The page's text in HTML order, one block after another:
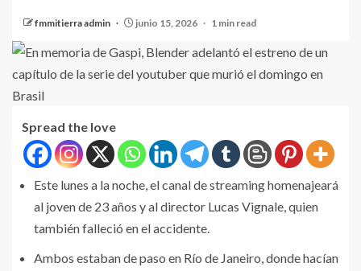
fmmitierra admin junio 15, 2026 1 min read
Spread the love
Este lunes a la noche, el canal de streaming homenajeará
al joven de 23 años y al director Lucas Vignale, quien
también falleció en el accidente.
Ambos estaban de paso en Río de Janeiro, donde hacían